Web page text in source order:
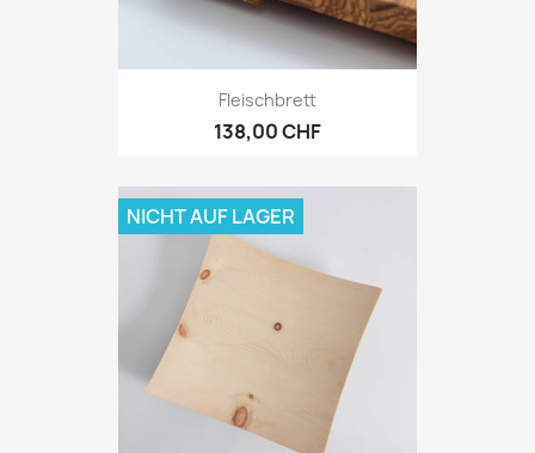
Fleischbrett
138,00 CHF
NICHT AUF LAGER